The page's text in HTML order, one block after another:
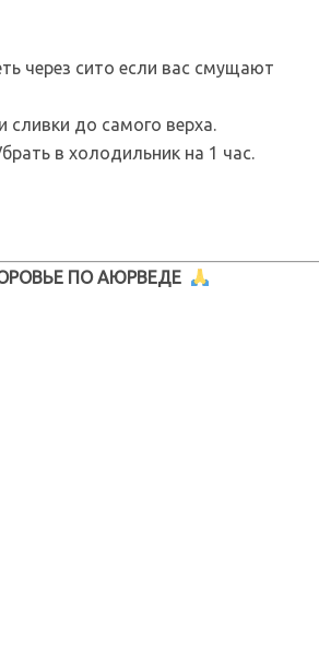
через сито если вас смущают
до самого верха.
в холодильник на 1 час.
ПО АЮРВЕДЕ